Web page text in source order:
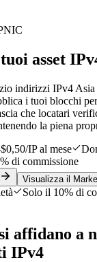
asset
indirizzi IPv4
i tuoi blocchi
che locatari
la piena
IP al mese
di commissione
Visualizza il
Solo il 10% di
affidano a
IPv4